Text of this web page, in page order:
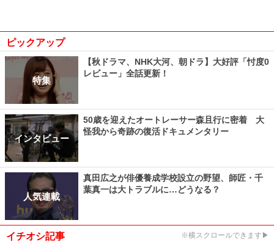
ピックアップ
特集
【秋ドラマ、NHK大河、朝ドラ】大好評「忖度0
レビュー」全話更新！
インタビュー
50歳を迎えたオートレーサー森且行に密着 大
怪我から奇跡の復活ドキュメンタリー
人気連載
真田広之が俳優養成学校設立の野望、師匠・千
葉真一は大トラブルに…どうなる？
イチオシ記事 ※横スクロールできます▶